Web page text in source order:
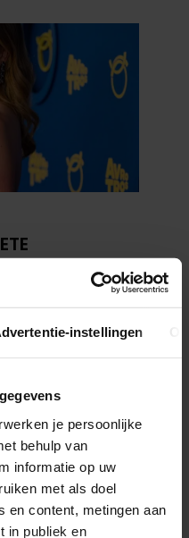
instellingen
je persoonlijke
behulp van
informatie op uw
met als doel
en content, metingen aan
in publiek en